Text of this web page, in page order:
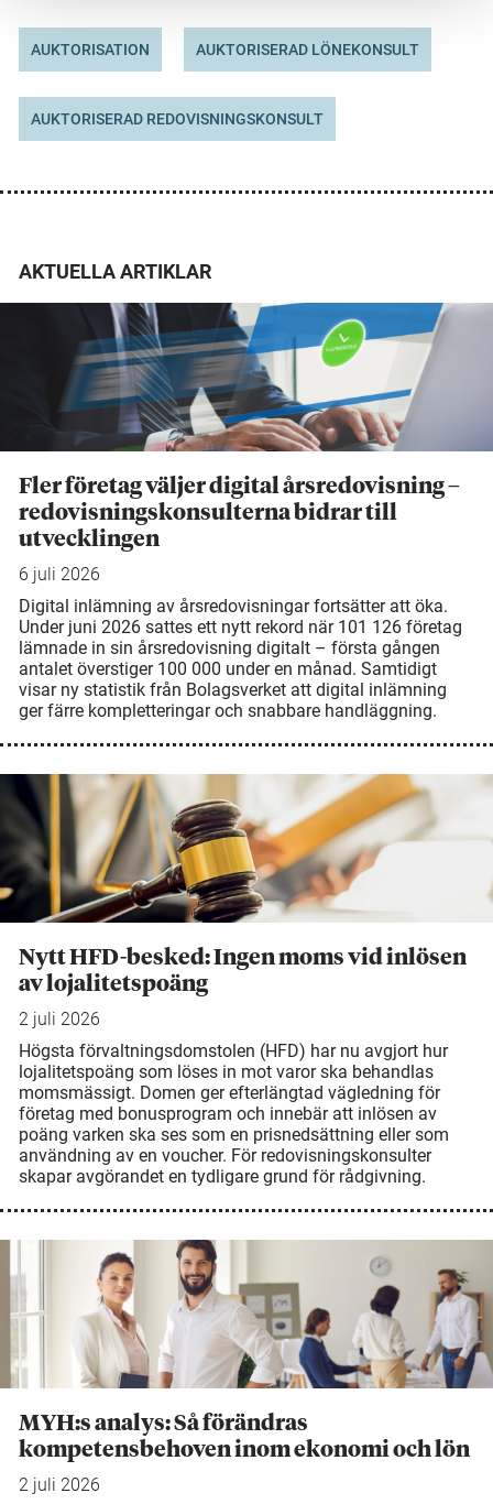
AUKTORISATION AUKTORISERAD LÖNEKONSULT
AUKTORISERAD REDOVISNINGSKONSULT
AKTUELLA ARTIKLAR
Fler företag väljer digital årsredovisning –
redovisningskonsulterna bidrar till
utvecklingen
6 juli 2026
Digital inlämning av årsredovisningar fortsätter att öka.
Under juni 2026 sattes ett nytt rekord när 101 126 företag
lämnade in sin årsredovisning digitalt – första gången
antalet överstiger 100 000 under en månad. Samtidigt
visar ny statistik från Bolagsverket att digital inlämning
ger färre kompletteringar och snabbare handläggning.
Nytt HFD-besked: Ingen moms vid inlösen
av lojalitetspoäng
2 juli 2026
Högsta förvaltningsdomstolen (HFD) har nu avgjort hur
lojalitetspoäng som löses in mot varor ska behandlas
momsmässigt. Domen ger efterlängtad vägledning för
företag med bonusprogram och innebär att inlösen av
poäng varken ska ses som en prisnedsättning eller som
användning av en voucher. För redovisningskonsulter
skapar avgörandet en tydligare grund för rådgivning.
MYH:s analys: Så förändras
kompetensbehoven inom ekonomi och lön
2 juli 2026